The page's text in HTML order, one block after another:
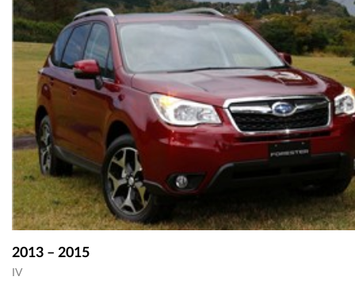
2013 – 2015
IV